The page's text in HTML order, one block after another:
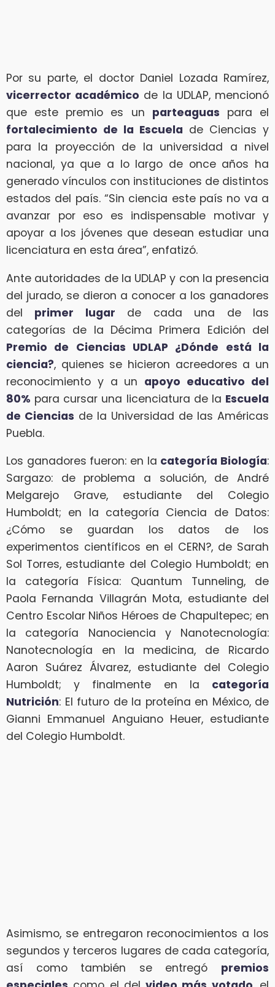
Por su parte, el doctor Daniel Lozada Ramírez,
vicerrector académico de la UDLAP, mencionó
que este premio es un parteaguas para el
fortalecimiento de la Escuela de Ciencias y
para la proyección de la universidad a nivel
nacional, ya que a lo largo de once años ha
generado vínculos con instituciones de distintos
estados del país. “Sin ciencia este país no va a
avanzar por eso es indispensable motivar y
apoyar a los jóvenes que desean estudiar una
licenciatura en esta área”, enfatizó.
Ante autoridades de la UDLAP y con la presencia
del jurado, se dieron a conocer a los ganadores
del primer lugar de cada una de las
categorías de la Décima Primera Edición del
Premio de Ciencias UDLAP ¿Dónde está la
ciencia?, quienes se hicieron acreedores a un
reconocimiento y a un apoyo educativo del
80% para cursar una licenciatura de la Escuela
de Ciencias de la Universidad de las Américas
Puebla.
Los ganadores fueron: en la categoría Biología:
Sargazo: de problema a solución, de André
Melgarejo Grave, estudiante del Colegio
Humboldt; en la categoría Ciencia de Datos:
¿Cómo se guardan los datos de los
experimentos científicos en el CERN?, de Sarah
Sol Torres, estudiante del Colegio Humboldt; en
la categoría Física: Quantum Tunneling, de
Paola Fernanda Villagrán Mota, estudiante del
Centro Escolar Niños Héroes de Chapultepec; en
la categoría Nanociencia y Nanotecnología:
Nanotecnología en la medicina, de Ricardo
Aaron Suárez Álvarez, estudiante del Colegio
Humboldt; y finalmente en la categoría
Nutrición: El futuro de la proteína en México, de
Gianni Emmanuel Anguiano Heuer, estudiante
del Colegio Humboldt.
Asimismo, se entregaron reconocimientos a los
segundos y terceros lugares de cada categoría,
así como también se entregó premios